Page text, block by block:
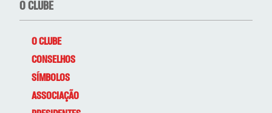
O CLUBE
O CLUBE
CONSELHOS
SÍMBOLOS
ASSOCIAÇÃO